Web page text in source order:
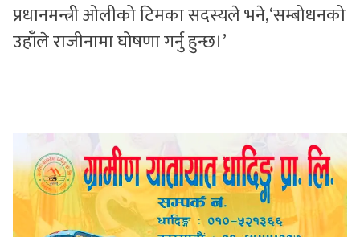
प्रधानमन्त्री ओलीको टिमका सदस्यले भने,‘सम्बोधनको
उहाँले राजीनामा घोषणा गर्नु हुन्छ।’